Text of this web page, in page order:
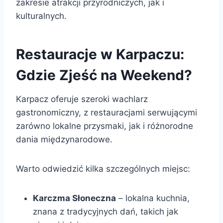
zakresie atrakcji przyrodniczych, jak i
kulturalnych.
Restauracje w Karpaczu:
Gdzie Zjeść na Weekend?
Karpacz oferuje szeroki wachlarz
gastronomiczny, z restauracjami serwującymi
zarówno lokalne przysmaki, jak i różnorodne
dania międzynarodowe.
Warto odwiedzić kilka szczególnych miejsc:
Karczma Słoneczna – lokalna kuchnia,
znana z tradycyjnych dań, takich jak